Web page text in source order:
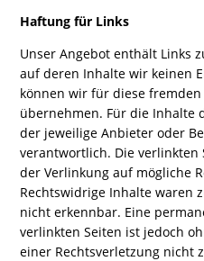
Haftung für Links
Unser Angebot enthält Links
auf deren Inhalte wir keinen
können wir für diese
übernehmen. Für die Inhalte
der jeweilige Anbieter oder
verantwortlich. Die
der Verlinkung auf mögliche
Rechtswidrige Inhalte waren
nicht erkennbar. Eine
verlinkten Seiten ist jedoch
einer Rechtsverletzung nicht